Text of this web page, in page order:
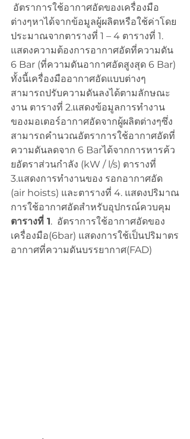
ต่างๆหาได้จากข้อมูลผู้ผลิตหรือใช้ค่าโดย
ประมาณจากตารางที่ 1 – 4 ตารางที่ 1.
แสดงความต้องการอากาศอัดที่ความดัน
6 Bar (ที่ความดันอากาศอัดสูงสุด 6 Bar)
ทั้งนี้เครื่องมืออากาศอัดแบบต่างๆ
สามารถปรับความดันลงได้ตามลักษณะ
งาน ตารางที่ 2.แสดงข้อมูลการทำงาน
ของมอเตอร์อากาศอัดจากผู้ผลิตต่างๆซึ่ง
สามารถคำนวณอัตราการใช้อากาศอัดที่
ความดันลดจาก 6 Barได้จากการหารค้ว
ยอัตราส่วนกำลัง (kW / l/s) ตารางที่
3.แสดงการทำงานของ รอกอากาศอัด
(air hoists) และตารางที่ 4. แสดงปริมาณ
การใช้อากาศอัดสำหรับอุปกรณ์ควบคุม
ตารางที่ 1.  อัตราการใช้อากาศอัดของ
เครื่องมือ(6bar) แสดงการใช้เป็นปริมาตร
อากาศที่ความดันบรรยากาศ(FAD)